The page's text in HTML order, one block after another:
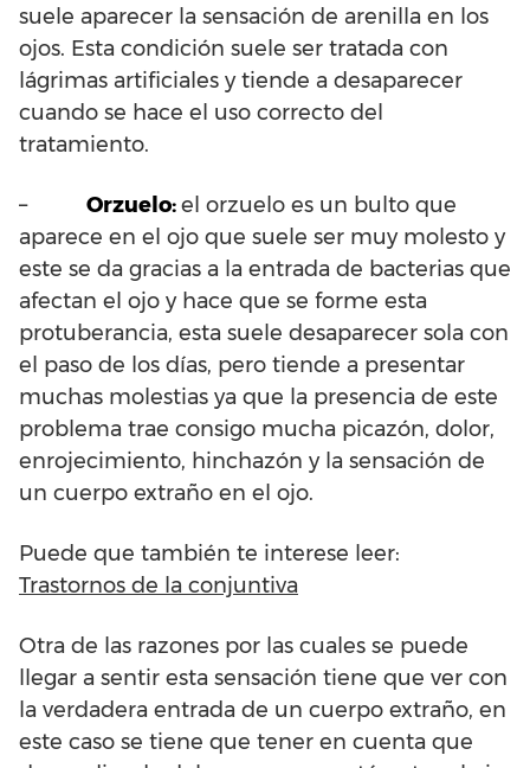
suele aparecer la sensación de arenilla en los
ojos. Esta condición suele ser tratada con
lágrimas artificiales y tiende a desaparecer
cuando se hace el uso correcto del
tratamiento.
– Orzuelo:el orzuelo es un bulto que
aparece en el ojo que suele ser muy molesto y
este se da gracias a la entrada de bacterias que
afectan el ojo y hace que se forme esta
protuberancia, esta suele desaparecer sola con
el paso de los días, pero tiende a presentar
muchas molestias ya que la presencia de este
problema trae consigo mucha picazón, dolor,
enrojecimiento, hinchazón y la sensación de
un cuerpo extraño en el ojo.
Puede que también te interese leer:
Trastornos de la conjuntiva
Otra de las razones por las cuales se puede
llegar a sentir esta sensación tiene que ver con
la verdadera entrada de un cuerpo extraño, en
este caso se tiene que tener en cuenta que